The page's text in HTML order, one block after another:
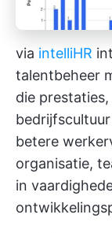
via intelliHR
talentbeheer
die
betere
organisatie,
in